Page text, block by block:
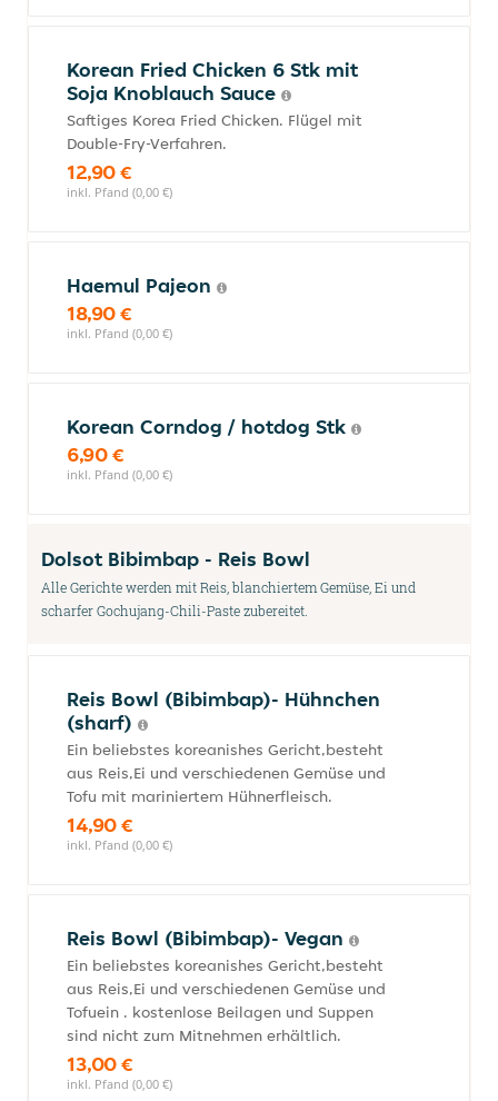
Korean Fried Chicken 6 Stk mit
Soja Knoblauch Sauce
Saftiges Korea Fried Chicken. Flügel mit
Double-Fry-Verfahren.
12,90 €
inkl. Pfand (0,00 €)
Haemul Pajeon
18,90 €
inkl. Pfand (0,00 €)
Korean Corndog / hotdog Stk
6,90 €
inkl. Pfand (0,00 €)
Dolsot Bibimbap - Reis Bowl
Alle Gerichte werden mit Reis, blanchiertem Gemüse, Ei und
scharfer Gochujang-Chili-Paste zubereitet.
Reis Bowl (Bibimbap)- Hühnchen
(sharf)
Ein beliebstes koreanishes Gericht,besteht
aus Reis,Ei und verschiedenen Gemüse und
Tofu mit mariniertem Hühnerfleisch.
14,90 €
inkl. Pfand (0,00 €)
Reis Bowl (Bibimbap)- Vegan
Ein beliebstes koreanishes Gericht,besteht
aus Reis,Ei und verschiedenen Gemüse und
Tofuein . kostenlose Beilagen und Suppen
sind nicht zum Mitnehmen erhältlich.
13,00 €
inkl. Pfand (0,00 €)